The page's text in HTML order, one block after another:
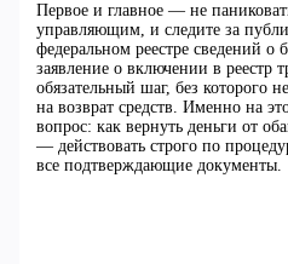
Первое и главное — не
управляющим, и следите за
федеральном реестре сведений о
заявление о включении в реестр
обязательный шаг, без которого
на возврат средств. Именно на
вопрос: как вернуть деньги от
— действовать строго по
все подтверждающие документы.